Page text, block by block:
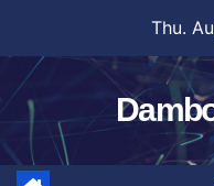
content
Thu.